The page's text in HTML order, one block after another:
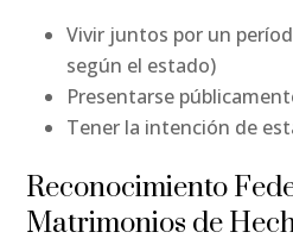
Vivir juntos por un
según el estado)
Presentarse
Tener la intención de
Reconocimiento
Matrimonios de